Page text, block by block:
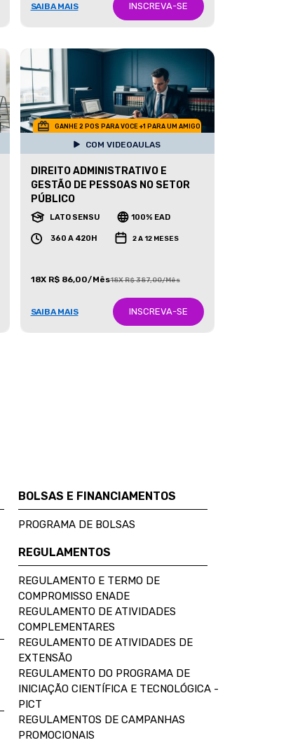
SAIBA MAIS INSCREVA-SE
GANHE 2 POS PARA VOCE +1 PARA UM AMIGO
COM VIDEOAULAS
DIREITO ADMINISTRATIVO E
GESTÃO DE PESSOAS NO SETOR
PÚBLICO
LATO SENSU 100% EAD
360 A 420H 2 A 12 MESES
18X R$ 86,00/Mês18X R$ 387,00/Mês
SAIBA MAIS INSCREVA-SE
BOLSAS E FINANCIAMENTOS
PROGRAMA DE BOLSAS
REGULAMENTOS
REGULAMENTO E TERMO DE
COMPROMISSO ENADE
REGULAMENTO DE ATIVIDADES
COMPLEMENTARES
REGULAMENTO DE ATIVIDADES DE
EXTENSÃO
REGULAMENTO DO PROGRAMA DE
INICIAÇÃO CIENTÍFICA E TECNOLÓGICA -
PICT
REGULAMENTOS DE CAMPANHAS
PROMOCIONAIS